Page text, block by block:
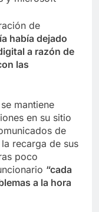
de
había dejado
a razón de
las
mantiene
en su sitio
de
recarga de sus
poco
“cada
a la hora